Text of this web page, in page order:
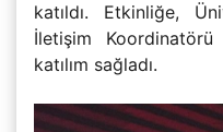
katıldı. Etkinliğe,
İletişim
katılım sağladı.